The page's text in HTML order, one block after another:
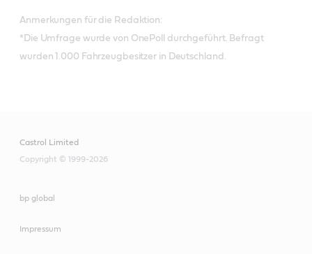
Anmerkungen für die Redaktion:
*Die Umfrage wurde von OnePoll durchgeführt. Befragt
wurden 1.000 Fahrzeugbesitzer in Deutschland.
Castrol Limited
Copyright © 1999-2026
bp global
Impressum